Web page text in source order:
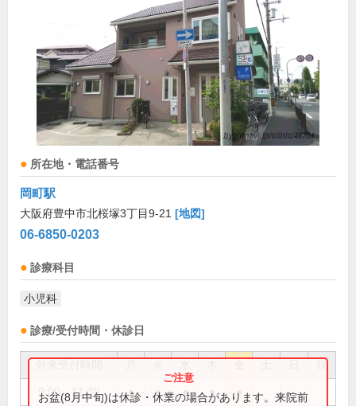
所在地・電話番号
岡町駅
大阪府豊中市北桜塚3丁目9-21 [地図]
06-6850-0203
診療科目
小児科
診療/受付時間・休診日
祝
9:00～11:30 ● ● ● ● ●
お盆(8月中旬)は休診・休業の場合があります。来院前